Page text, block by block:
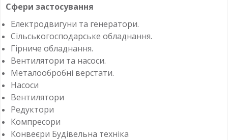
Сфери застосування
Електродвигуни та генератори.
Сільськогосподарське обладнання.
Гірниче обладнання.
Вентилятори та насоси.
Металообробні верстати.
Насоси
Вентилятори
Редуктори
Компресори
Конвеєри Будівельна техніка